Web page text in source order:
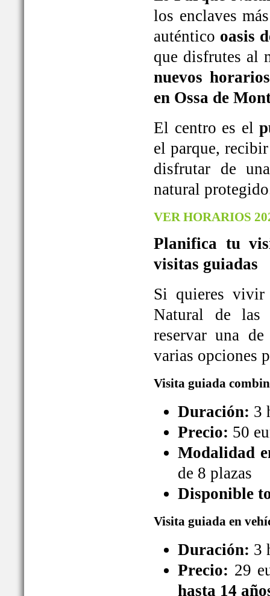
los enclaves
auténtico oasis
que disfrutes al
nuevos
en Ossa de
El centro es el
el parque,
disfrutar de
natural
VER HORARIOS
Planifica tu
visitas guiadas
Si quieres
Natural de las
reservar una
varias opciones
Visita guiada
Duración: 3
Precio: 50
Modalidad
de 8 plazas
Disponible
Visita guiada en
Duración: 3
Precio: 29
hasta 14